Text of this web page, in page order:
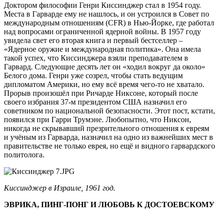
Доктором философии Генри Киссинджер стал в 1954 году.
Места в Гарварде ему не нашлось, и он устроился в Совет по
международным отношениям (CFR) в Нью-Йорке, где работал
над вопросами ограниченной ядерной войны. В 1957 году
увидела свет его вторая книга и первый бестселлер –
«Ядерное оружие и международная политика». Она имела
такой успех, что Киссинджера взяли преподавателем в
Гарвард. Следующие десять лет он «ходил вокруг да около»
Белого дома. Генри уже созрел, чтобы стать ведущим
дипломатом Америки, но ему всё время чего-то не хватало.
Прорыв произошёл при Ричарде Никсоне, который после
своего избрания 37-м президентом США назначил его
советником по национальной безопасности. Этот пост, кстати,
появился при Гарри Трумэне. Любопытно, что Никсон,
никогда не скрывавший презрительного отношения к евреям
и учёным из Гарварда, назначил на одно из важнейших мест в
правительстве не только еврея, но ещё и видного гарвардского
политолога.
Киссинджер в Израиле, 1961 год.
ЭВРИКА, ПИНГ-ПОНГ И ЛЮБОВЬ К ДОСТОЕВСКОМУ